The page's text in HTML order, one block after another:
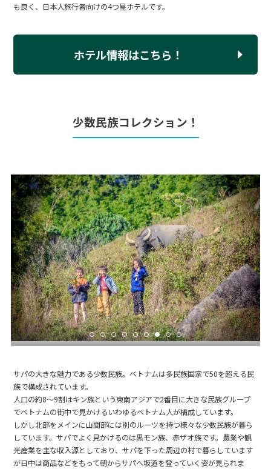
も良く、日本人旅行者向けの4つ星ホテルです。
ホテル情報はこちら！
少数民族コレクション！
サパの大きな魅力である少数民族。ベトナムは多民族国家で50を超える民
族で構成されています。
人口の約8～9割はキン族という東南アジアで2番目に大きな民族グループ
でベトナムの街中で見かけるいわゆるベトナム人が構成しています。
しかし北部をメインに山間部には別のルーツを持つ様々な少数民族が暮ら
しています。サパでよく見かけるのは黒モン族、赤ザオ族です。農業や観
光産業を主な収入源としており、サパを下った周辺の村で暮らしています
が日中は商品などをもって朝からサパへ坂道を登っていく姿が見られま